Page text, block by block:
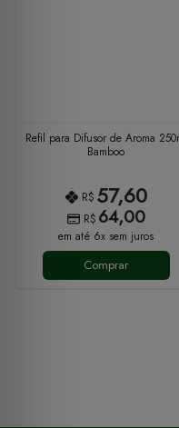
Refil para Difusor de Aroma
Bamboo
R$ 57,60
R$ 64,00
em até 6x sem juros
Comprar